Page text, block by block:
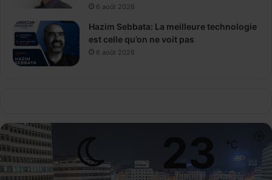
6 août 2026
Hazim Sebbata: La meilleure technologie
est celle qu’on ne voit pas
6 août 2026
23 ℃